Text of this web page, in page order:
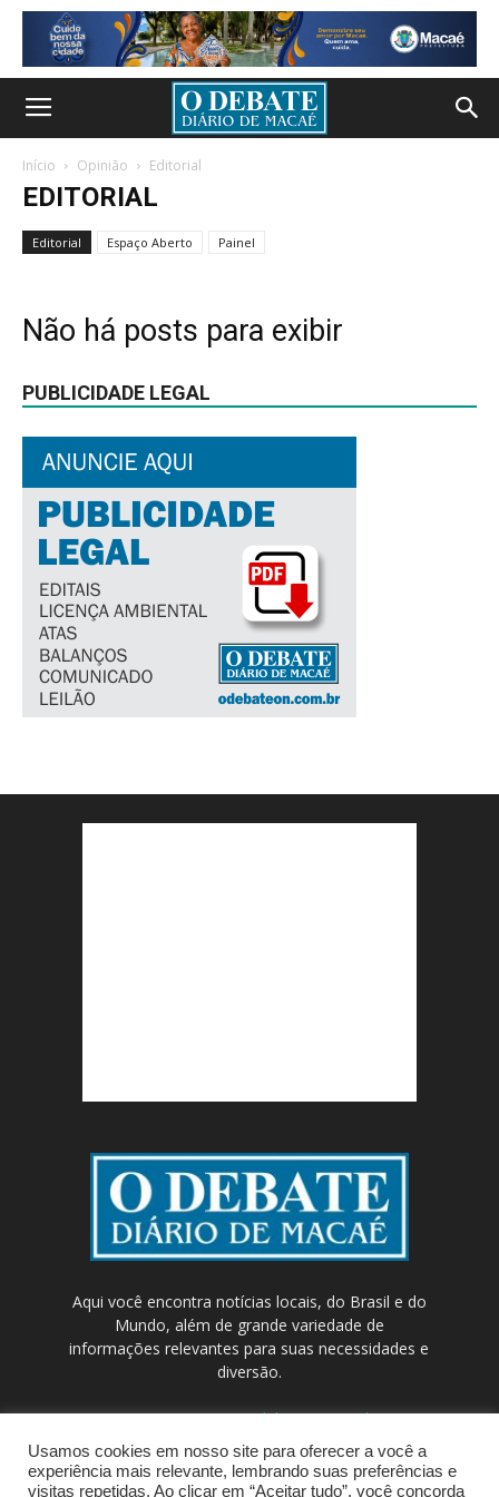
Início Opinião Editorial
EDITORIAL
Editorial Espaço Aberto Painel
Não há posts para exibir
PUBLICIDADE LEGAL
Aqui você encontra notícias locais, do Brasil e do
Mundo, além de grande variedade de
informações relevantes para suas necessidades e
diversão.
Contato:contato@odebateon.com.br /
comercia@odebateon.com.br
Usamos cookies em nosso site para oferecer a você a
experiência mais relevante, lembrando suas preferências e
visitas repetidas. Ao clicar em “Aceitar tudo”, você concorda